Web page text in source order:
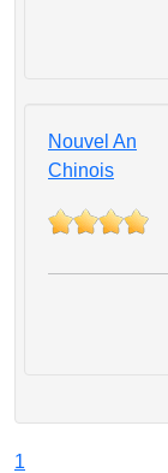
Nouvel An
Chinois
1